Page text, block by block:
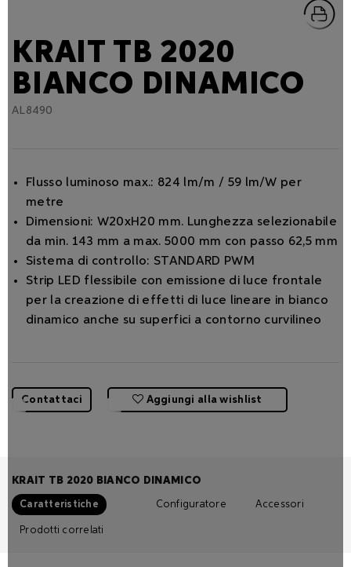
KRAIT TB 2020
BIANCO DINAMICO
AL8490
Flusso luminoso max.: 824 lm/m / 59 lm/W per
metre
Dimensioni: W20xH20 mm. Lunghezza selezionabile
da min. 143 mm a max. 5000 mm con passo 62,5 mm
Sistema di controllo: STANDARD PWM
Strip LED flessibile con emissione di luce frontale
per la creazione di effetti di luce lineare in bianco
dinamico anche su superfici a contorno curvilineo
Contattaci Aggiungi alla wishlist
KRAIT TB 2020 BIANCO DINAMICO
Caratteristiche Configuratore Accessori
Prodotti correlati